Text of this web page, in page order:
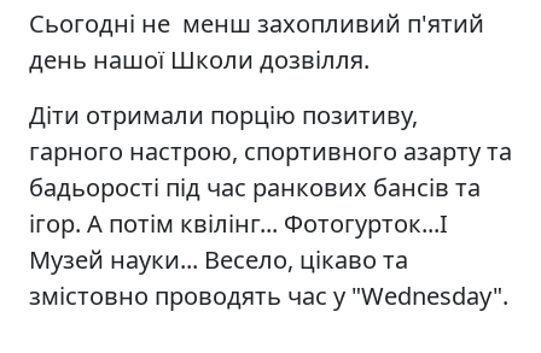
Сьогодні не менш захопливий п'ятий
день нашої Школи дозвілля.
Діти отримали порцію позитиву,
гарного настрою, спортивного азарту та
бадьорості під час ранкових бансів та
ігор. А потім квілінг... Фотогурток...І
Музей науки... Весело, цікаво та
змістовно проводять час у "Wednesday".